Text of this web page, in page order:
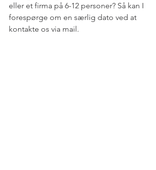
eller et firma på 6-12 personer? Så kan I
forespørge om en særlig dato ved at
kontakte os via mail.